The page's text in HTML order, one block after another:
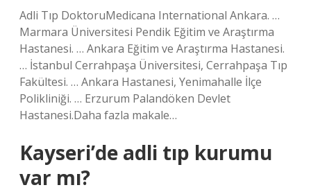
Adli Tıp DoktoruMedicana International Ankara. …
Marmara Üniversitesi Pendik Eğitim ve Araştırma
Hastanesi. … Ankara Eğitim ve Araştırma Hastanesi.
… İstanbul Cerrahpaşa Üniversitesi, Cerrahpaşa Tıp
Fakültesi. … Ankara Hastanesi, Yenimahalle İlçe
Polikliniği. … Erzurum Palandöken Devlet
Hastanesi.Daha fazla makale…
Kayseri’de adli tıp kurumu
var mı?